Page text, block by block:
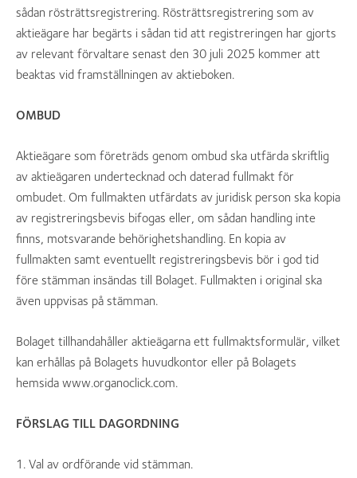
sådan rösträttsregistrering. Rösträttsregistrering som av
aktieägare har begärts i sådan tid att registreringen har gjorts
av relevant förvaltare senast den 30 juli 2025 kommer att
beaktas vid framställningen av aktieboken.
OMBUD
Aktieägare som företräds genom ombud ska utfärda skriftlig
av aktieägaren undertecknad och daterad fullmakt för
ombudet. Om fullmakten utfärdats av juridisk person ska kopia
av registreringsbevis bifogas eller, om sådan handling inte
finns, motsvarande behörighetshandling. En kopia av
fullmakten samt eventuellt registreringsbevis bör i god tid
före stämman insändas till Bolaget. Fullmakten i original ska
även uppvisas på stämman.
Bolaget tillhandahåller aktieägarna ett fullmaktsformulär, vilket
kan erhållas på Bolagets huvudkontor eller på Bolagets
hemsida www.organoclick.com.
FÖRSLAG TILL DAGORDNING
1. Val av ordförande vid stämman.